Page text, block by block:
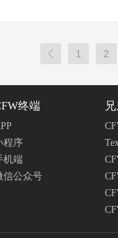
 1 2
终端
程序
机端
信公众号